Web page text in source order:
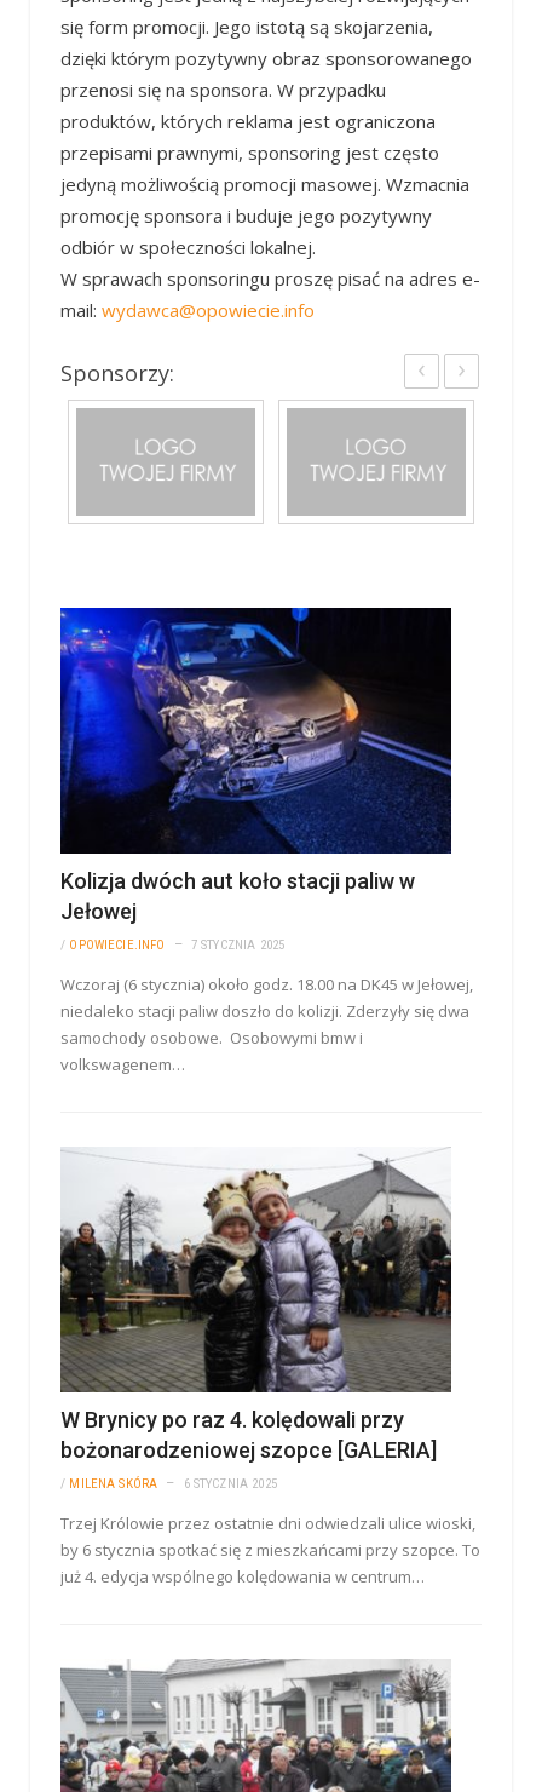
się form promocji. Jego istotą są skojarzenia,
dzięki którym pozytywny obraz sponsorowanego
przenosi się na sponsora. W przypadku
produktów, których reklama jest ograniczona
przepisami prawnymi, sponsoring jest często
jedyną możliwością promocji masowej. Wzmacnia
promocję sponsora i buduje jego pozytywny
odbiór w społeczności lokalnej.
W sprawach sponsoringu proszę pisać na adres e-
mail: wydawca@opowiecie.info
Sponsorzy: ‹ ›
Kolizja dwóch aut koło stacji paliw w
Jełowej
/ OPOWIECIE.INFO 7 STYCZNIA 2025
Wczoraj (6 stycznia) około godz. 18.00 na DK45 w Jełowej,
niedaleko stacji paliw doszło do kolizji. Zderzyły się dwa
samochody osobowe. Osobowymi bmw i
volkswagenem…
W Brynicy po raz 4. kolędowali przy
bożonarodzeniowej szopce [GALERIA]
/ MILENA SKÓRA 6 STYCZNIA 2025
Trzej Królowie przez ostatnie dni odwiedzali ulice wioski,
by 6 stycznia spotkać się z mieszkańcami przy szopce. To
już 4. edycja wspólnego kolędowania w centrum…